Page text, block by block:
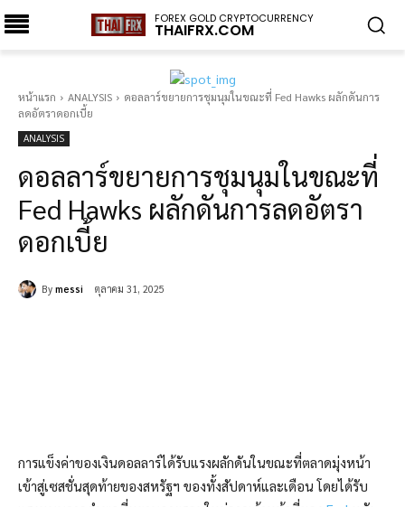
FOREX GOLD CRYPTOCURRENCY
THAIFRX.COM
หน้าแรก ANALYSIS
ดอลลาร์ขยายการชุมนุมในขณะที่ Fed Hawks ผลักดันการ
ลดอัตราดอกเบี้ย
ANALYSIS
ดอลลาร์ขยายการชุมนุมในขณะที่
Fed Hawks ผลักดันการลดอัตรา
ดอกเบี้ย
By messi ตุลาคม 31, 2025
การแข็งค่าของเงินดอลลาร์ได้รับแรงผลักดันในขณะที่ตลาดมุ่งหน้า
เข้าสู่เซสชั่นสุดท้ายของสหรัฐฯ ของทั้งสัปดาห์และเดือน โดยได้รับ